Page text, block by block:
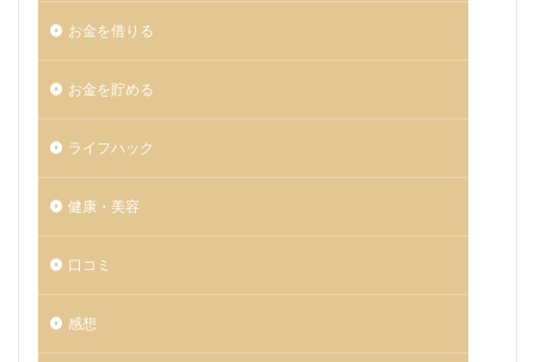
お金を借りる
お金を貯める
ライフハック
健康・美容
口コミ
感想